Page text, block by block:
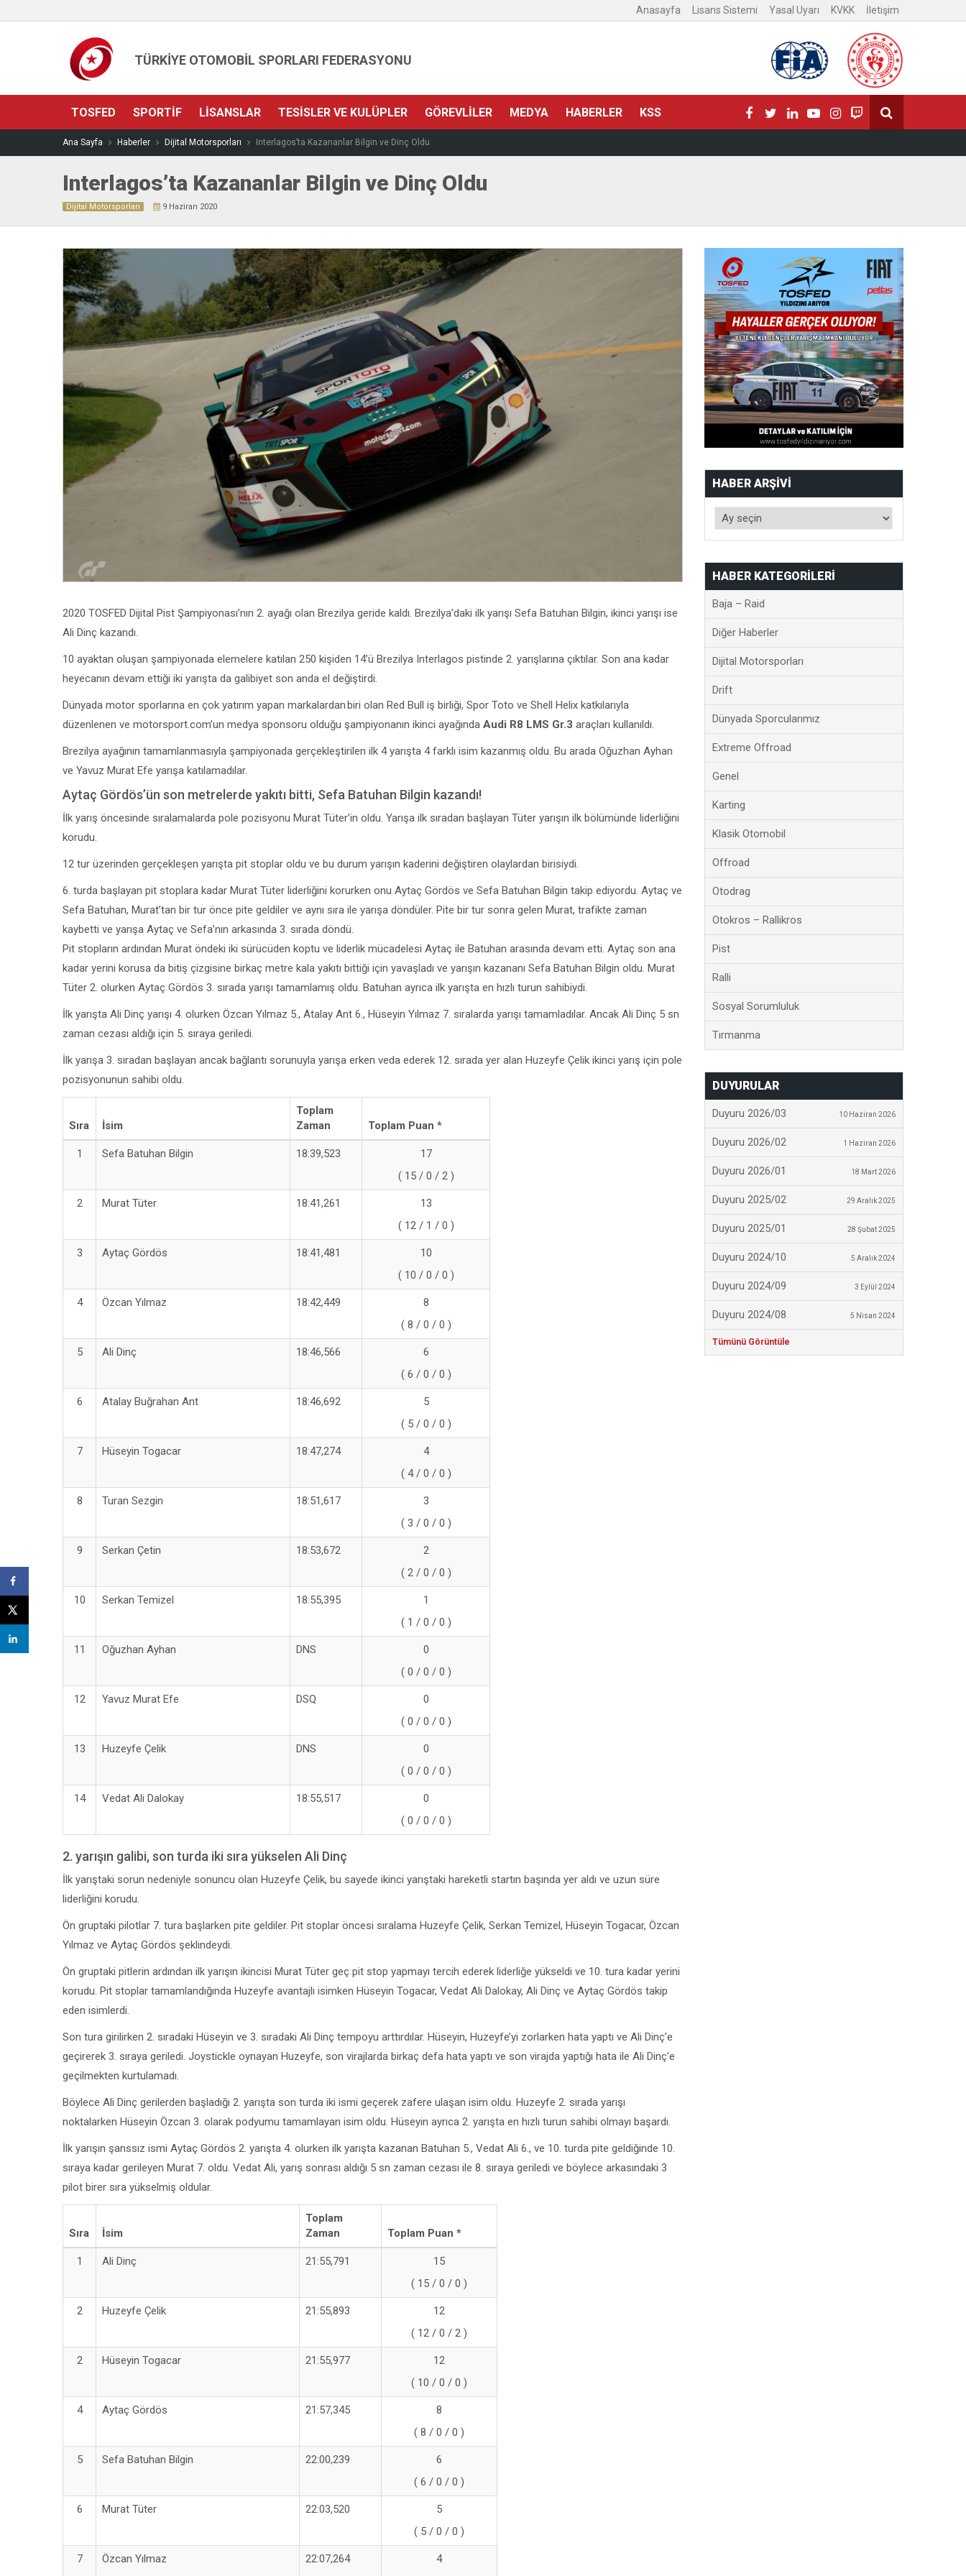
Anasayfa Lisans Sistemi Yasal Uyarı KVKK İletişim
TÜRKİYE OTOMOBİL SPORLARI FEDERASYONU
TOSFED SPORTIF LISANSLAR TESISLER VE KULÜPLER GÖREVLILER MEDYA HABERLER KSS
Ana Sayfa Haberler Dijital Motorsporları Interlagos’ta Kazananlar Bilgin ve Dinç Oldu
Interlagos’ta Kazananlar Bilgin ve Dinç Oldu
Dijital Motorsporları 9 Haziran 2020
2020 TOSFED Dijital Pist Şampiyonası’nın 2. ayağı olan Brezilya geride kaldı. Brezilya’daki ilk yarışı Sefa Batuhan Bilgin, ikinci yarışı ise
Ali Dinç kazandı.
10 ayaktan oluşan şampiyonada elemelere katılan 250 kişiden 14’ü Brezilya Interlagos pistinde 2. yarışlarına çıktılar. Son ana kadar
heyecanın devam ettiği iki yarışta da galibiyet son anda el değiştirdi.
Dünyada motor sporlarına en çok yatırım yapan markalardan biri olan Red Bull iş birliği, Spor Toto ve Shell Helix katkılarıyla
düzenlenen ve motorsport.com’un medya sponsoru olduğu şampiyonanın ikinci ayağında Audi R8 LMS Gr.3 araçları kullanıldı.
Brezilya ayağının tamamlanmasıyla şampiyonada gerçekleştirilen ilk 4 yarışta 4 farklı isim kazanmış oldu. Bu arada Oğuzhan Ayhan
ve Yavuz Murat Efe yarışa katılamadılar.
Aytaç Gördös’ün son metrelerde yakıtı bitti, Sefa Batuhan Bilgin kazandı!
İlk yarış öncesinde sıralamalarda pole pozisyonu Murat Tüter’in oldu. Yarışa ilk sıradan başlayan Tüter yarışın ilk bölümünde liderliğini
korudu.
12 tur üzerinden gerçekleşen yarışta pit stoplar oldu ve bu durum yarışın kaderini değiştiren olaylardan birisiydi.
6. turda başlayan pit stoplara kadar Murat Tüter liderliğini korurken onu Aytaç Gördös ve Sefa Batuhan Bilgin takip ediyordu. Aytaç ve
Sefa Batuhan, Murat’tan bir tur önce pite geldiler ve aynı sıra ile yarışa döndüler. Pite bir tur sonra gelen Murat, trafikte zaman
kaybetti ve yarışa Aytaç ve Sefa’nın arkasında 3. sırada döndü.
Pit stopların ardından Murat öndeki iki sürücüden koptu ve liderlik mücadelesi Aytaç ile Batuhan arasında devam etti. Aytaç son ana
kadar yerini korusa da bitiş çizgisine birkaç metre kala yakıtı bittiği için yavaşladı ve yarışın kazananı Sefa Batuhan Bilgin oldu. Murat
Tüter 2. olurken Aytaç Gördös 3. sırada yarışı tamamlamış oldu. Batuhan ayrıca ilk yarışta en hızlı turun sahibiydi.
İlk yarışta Ali Dinç yarışı 4. olurken Özcan Yılmaz 5., Atalay Ant 6., Hüseyin Yılmaz 7. sıralarda yarışı tamamladılar. Ancak Ali Dinç 5 sn
zaman cezası aldığı için 5. sıraya geriledi.
İlk yarışa 3. sıradan başlayan ancak bağlantı sorunuyla yarışa erken veda ederek 12. sırada yer alan Huzeyfe Çelik ikinci yarış için pole
pozisyonunun sahibi oldu.
Sıra İsim
Toplam
Zaman
Toplam Puan *
1 Sefa Batuhan Bilgin 18:39,523
17
( 15 / 0 / 2 )
2 Murat Tüter 18:41,261
13
( 12 / 1 / 0 )
3 Aytaç Gördös 18:41,481
10
( 10 / 0 / 0 )
4 Özcan Yılmaz 18:42,449
8
( 8 / 0 / 0 )
5 Ali Dinç 18:46,566
6
( 6 / 0 / 0 )
6 Atalay Buğrahan Ant 18:46,692
5
( 5 / 0 / 0 )
7 Hüseyin Togacar 18:47,274
4
( 4 / 0 / 0 )
8 Turan Sezgin 18:51,617
3
( 3 / 0 / 0 )
9 Serkan Çetin 18:53,672
2
( 2 / 0 / 0 )
10 Serkan Temizel 18:55,395
1
( 1 / 0 / 0 )
11 Oğuzhan Ayhan DNS
0
( 0 / 0 / 0 )
12 Yavuz Murat Efe DSQ
0
( 0 / 0 / 0 )
13 Huzeyfe Çelik DNS
0
( 0 / 0 / 0 )
14 Vedat Ali Dalokay 18:55,517
0
( 0 / 0 / 0 )
2. yarışın galibi, son turda iki sıra yükselen Ali Dinç
İlk yarıştaki sorun nedeniyle sonuncu olan Huzeyfe Çelik, bu sayede ikinci yarıştaki hareketli startın başında yer aldı ve uzun süre
liderliğini korudu.
Ön gruptaki pilotlar 7. tura başlarken pite geldiler. Pit stoplar öncesi sıralama Huzeyfe Çelik, Serkan Temizel, Hüseyin Togacar, Özcan
Yılmaz ve Aytaç Gördös şeklindeydi.
Ön gruptaki pitlerin ardından ilk yarışın ikincisi Murat Tüter geç pit stop yapmayı tercih ederek liderliğe yükseldi ve 10. tura kadar yerini
korudu. Pit stoplar tamamlandığında Huzeyfe avantajlı isimken Hüseyin Togacar, Vedat Ali Dalokay, Ali Dinç ve Aytaç Gördös takip
eden isimlerdi.
Son tura girilirken 2. sıradaki Hüseyin ve 3. sıradaki Ali Dinç tempoyu arttırdılar. Hüseyin, Huzeyfe’yi zorlarken hata yaptı ve Ali Dinç’e
geçirerek 3. sıraya geriledi. Joystickle oynayan Huzeyfe, son virajlarda birkaç defa hata yaptı ve son virajda yaptığı hata ile Ali Dinç’e
geçilmekten kurtulamadı.
Böylece Ali Dinç gerilerden başladığı 2. yarışta son turda iki ismi geçerek zafere ulaşan isim oldu. Huzeyfe 2. sırada yarışı
noktalarken Hüseyin Özcan 3. olarak podyumu tamamlayan isim oldu. Hüseyin ayrıca 2. yarışta en hızlı turun sahibi olmayı başardı.
İlk yarışın şanssız ismi Aytaç Gördös 2. yarışta 4. olurken ilk yarışta kazanan Batuhan 5., Vedat Ali 6., ve 10. turda pite geldiğinde 10.
sıraya kadar gerileyen Murat 7. oldu. Vedat Ali, yarış sonrası aldığı 5 sn zaman cezası ile 8. sıraya geriledi ve böylece arkasındaki 3
pilot birer sıra yükselmiş oldular.
Sıra İsim
Toplam
Zaman
Toplam Puan *
1 Ali Dinç 21:55,791
15
( 15 / 0 / 0 )
2 Huzeyfe Çelik 21:55,893
12
( 12 / 0 / 2 )
2 Hüseyin Togacar 21:55,977
12
( 10 / 0 / 0 )
4 Aytaç Gördös 21:57,345
8
( 8 / 0 / 0 )
5 Sefa Batuhan Bilgin 22:00,239
6
( 6 / 0 / 0 )
6 Murat Tüter 22:03,520
5
( 5 / 0 / 0 )
7 Özcan Yılmaz 22:07,264
4
HABER ARŞIVI
HABER KATEGORILERI
Baja – Raid
Diğer Haberler
Dijital Motorsporları
Drift
Dünyada Sporcularımız
Extreme Offroad
Genel
Karting
Klasik Otomobil
Offroad
Otodrag
Otokros – Rallikros
Pist
Ralli
Sosyal Sorumluluk
Tırmanma
DUYURULAR
Duyuru 2026/03 10 Haziran 2026
Duyuru 2026/02 1 Haziran 2026
Duyuru 2026/01 18 Mart 2026
Duyuru 2025/02 29 Aralık 2025
Duyuru 2025/01 28 Şubat 2025
Duyuru 2024/10 5 Aralık 2024
Duyuru 2024/09 3 Eylül 2024
Duyuru 2024/08 5 Nisan 2024
Tümünü Görüntüle